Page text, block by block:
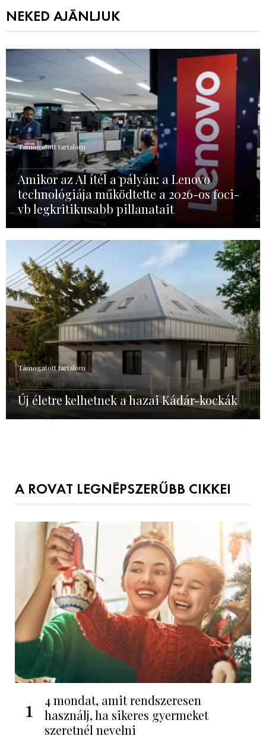
NEKED AJÁNLJUK
Támogatott tartalom
Amikor az AI ítél a pályán: a Lenovo
technológiája működtette a 2026-os foci-
vb legkritikusabb pillanatait
Támogatott tartalom
Új életre kelhetnek a hazai Kádár-kockák
A ROVAT LEGNÉPSZERŰBB CIKKEI
1
4 mondat, amit rendszeresen
használj, ha sikeres gyermeket
szeretnél nevelni